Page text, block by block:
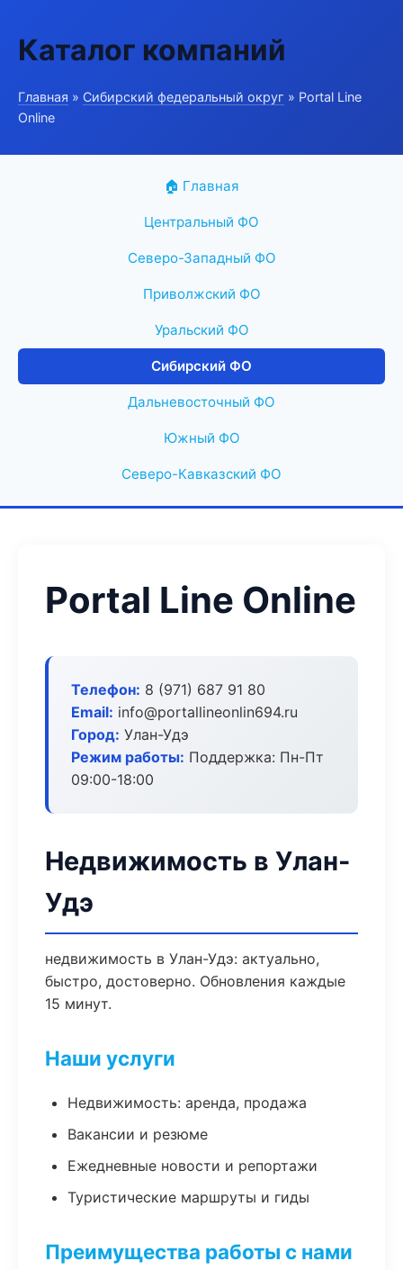
Каталог компаний
Главная » Сибирский федеральный округ » Portal Line
Online
🏠 Главная
Центральный ФО
Северо-Западный ФО
Приволжский ФО
Уральский ФО
Сибирский ФО
Дальневосточный ФО
Южный ФО
Северо-Кавказский ФО
Portal Line Online
Телефон: 8 (971) 687 91 80
Email: info@portallineonlin694.ru
Город: Улан-Удэ
Режим работы: Поддержка: Пн-Пт
09:00-18:00
Недвижимость в Улан-
Удэ
недвижимость в Улан-Удэ: актуально,
быстро, достоверно. Обновления каждые
15 минут.
Наши услуги
Недвижимость: аренда, продажа
Вакансии и резюме
Ежедневные новости и репортажи
Туристические маршруты и гиды
Преимущества работы с нами